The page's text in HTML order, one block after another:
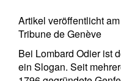
Artikel veröffentlicht
Tribune de Genève
Bei Lombard Odier ist
ein Slogan. Seit